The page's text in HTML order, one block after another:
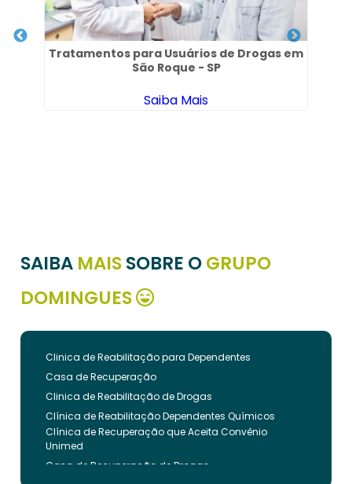
Tratamentos para Usuários de Drogas em
São Roque - SP
Saiba Mais
SAIBA MAISSOBRE OGRUPO
DOMINGUES
Clinica de Reabilitação para Dependentes
Casa de Recuperação
Clinica de Reabilitação de Drogas
Clínica de Reabilitação Dependentes Químicos
Clínica de Recuperação que Aceita Convênio
Unimed
Casa de Recuperação de Drogas